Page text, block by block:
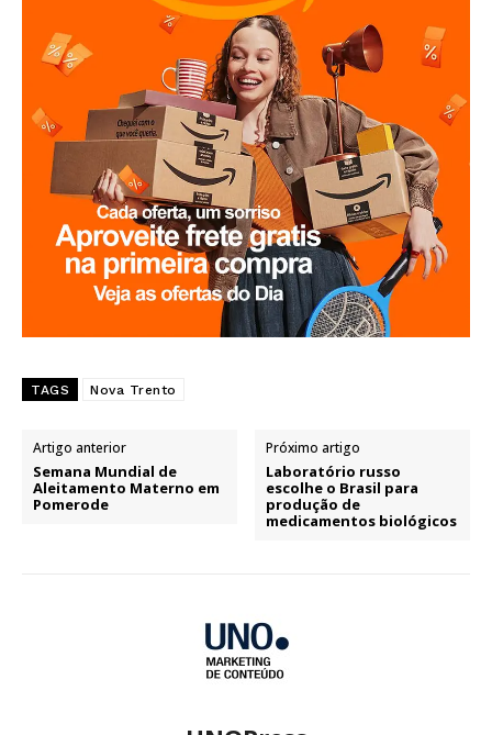
TAGS Nova Trento
Artigo anterior
Semana Mundial de
Aleitamento Materno em
Pomerode
Próximo artigo
Laboratório russo
escolhe o Brasil para
produção de
medicamentos biológicos